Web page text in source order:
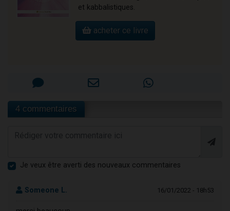
et kabbalistiques.
acheter ce livre
4 commentaires
Je veux être averti des nouveaux commentaires
Someone L. 16/01/2022 - 18h53